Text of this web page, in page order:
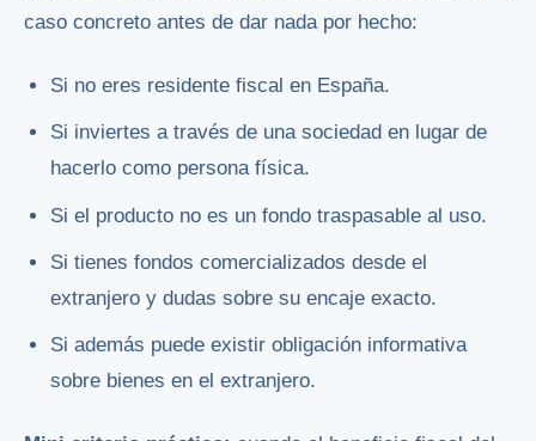
caso concreto antes de dar nada por hecho:
Si no eres residente fiscal en España.
Si inviertes a través de una sociedad en lugar de
hacerlo como persona física.
Si el producto no es un fondo traspasable al uso.
Si tienes fondos comercializados desde el
extranjero y dudas sobre su encaje exacto.
Si además puede existir obligación informativa
sobre bienes en el extranjero.